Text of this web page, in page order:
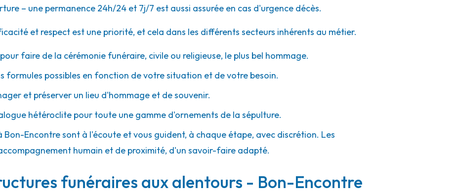
54.4km
– une permanence 24h/24 et 7j/7 est aussi assurée en cas d'urgence décès.
et respect est une priorité, et cela dans les différents secteurs inhérents au métier.
pour faire de la cérémonie funéraire, civile ou religieuse, le plus bel hommage.
formules possibles en fonction de votre situation et de votre besoin.
et préserver un lieu d'hommage et de souvenir.
hétéroclite pour toute une gamme d'ornements de la sépulture.
Bon-Encontre sont à l'écoute et vous guident, à chaque étape, avec discrétion. Les
humain et de proximité, d'un savoir-faire adapté.
funéraires aux alentours - Bon-Encontre